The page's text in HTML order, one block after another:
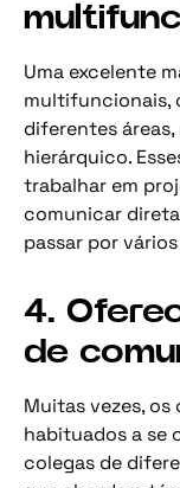
Uma excelente
multifuncionais,
diferentes
hierárquico.
trabalhar em
comunicar
passar por
4.
de
Muitas vezes,
habituados a se
colegas de